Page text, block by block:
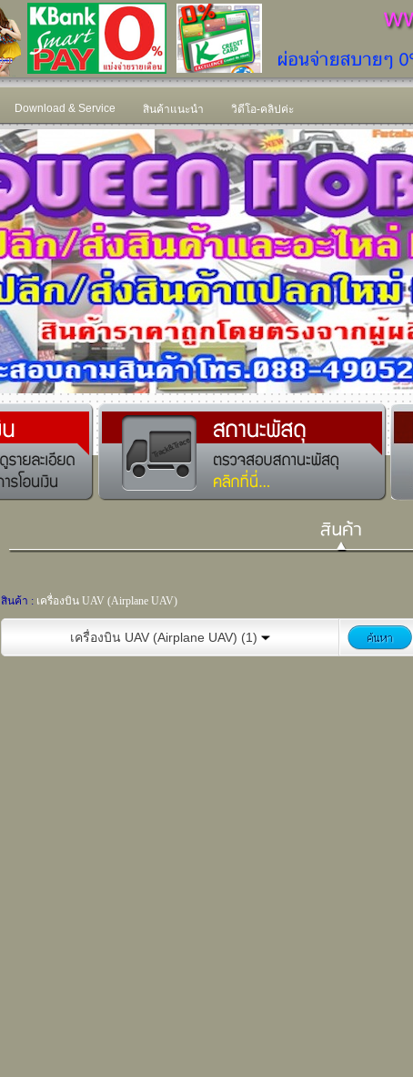
Download & Service สินค้าแนะนำ วิดีโอ-คลิปค่ะ
สินค้า : เครื่องบิน UAV (Airplane UAV)
เครื่องบิน UAV (Airplane UAV) (1)